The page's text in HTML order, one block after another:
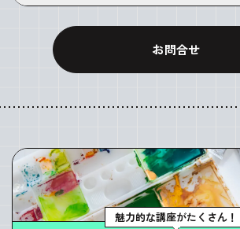
お問合せ
魅力的な講座がたくさん！